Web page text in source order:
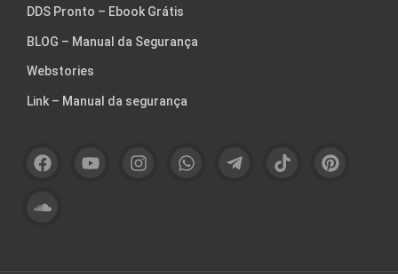
DDS Pronto – Ebook Grátis
BLOG – Manual da Segurança
Webstories
Link – Manual da segurança